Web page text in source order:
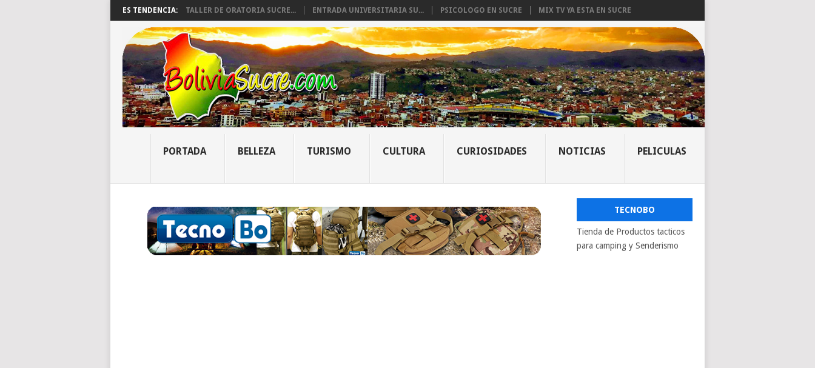
ES TENDENCIA: TALLER DE ORATORIA SUCRE... ENTRADA UNIVERSITARIA SU... PSICOLOGO EN SUCRE MIX TV YA ESTA EN SUCRE
PORTADA BELLEZA TURISMO CULTURA CURIOSIDADES NOTICIAS PELICULAS
TECNOBO
Tienda de Productos tacticos
para camping y Senderismo